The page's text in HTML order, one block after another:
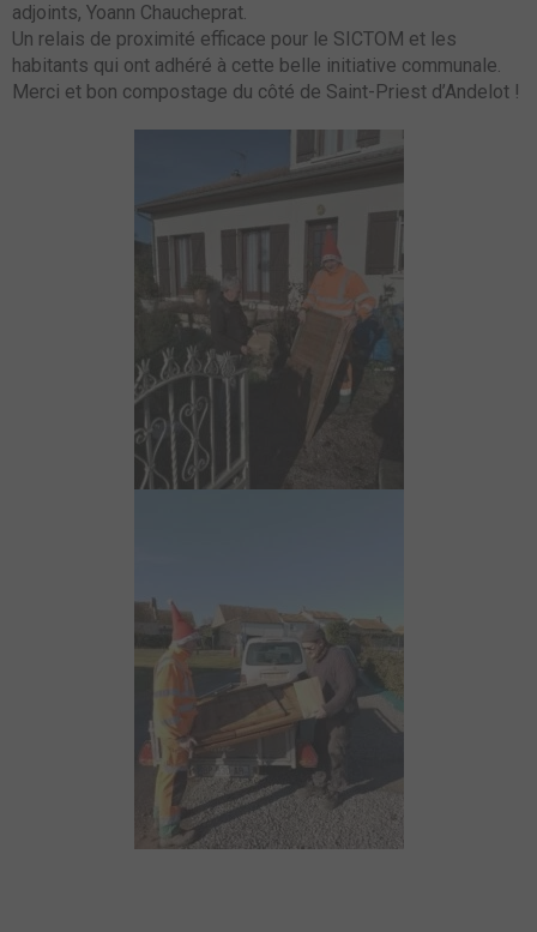
adjoints, Yoann Chaucheprat.
Un relais de proximité efficace pour le SICTOM et les
habitants qui ont adhéré à cette belle initiative communale.
Merci et bon compostage du côté de Saint-Priest d’Andelot !